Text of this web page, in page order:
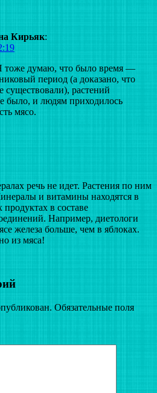
Кирьяк:
тоже думаю, что было время —
период (а доказано, что
существовали), растений
было, и людям приходилось
мясо.
речь не идет. Растения по ним
и витамины находятся в
в составе
Например, диетологи
железа больше, чем в яблоках.
из мяса!
Обязательные поля